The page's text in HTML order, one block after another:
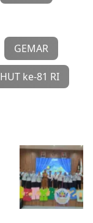
GEMAR
HUT ke-81 RI